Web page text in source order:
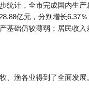
统计，全市完成国内生
亿元，分别增长6.37
基础仍较薄弱；居民收
渔各业得到了全面发展